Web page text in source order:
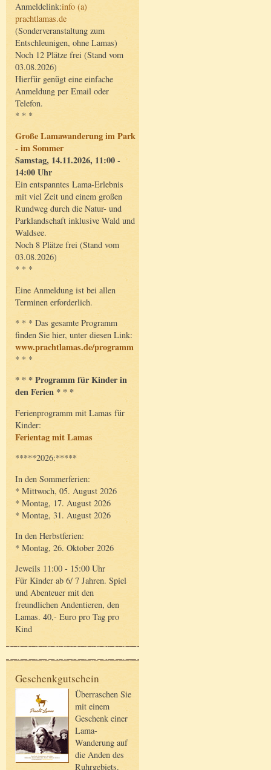
Anmeldelink:info (a)
prachtlamas.de
(Sonderveranstaltung zum
Entschleunigen, ohne Lamas)
Noch 12 Plätze frei (Stand vom
03.08.2026)
Hierfür genügt eine einfache
Anmeldung per Email oder
Telefon.
* * *
Große Lamawanderung im Park
- im Sommer
Samstag, 14.11.2026, 11:00 -
14:00 Uhr
Ein entspanntes Lama-Erlebnis
mit viel Zeit und einem großen
Rundweg durch die Natur- und
Parklandschaft inklusive Wald und
Waldsee.
Noch 8 Plätze frei (Stand vom
03.08.2026)
* * *
Eine Anmeldung ist bei allen
Terminen erforderlich.
* * * Das gesamte Programm
finden Sie hier, unter diesen Link:
www.prachtlamas.de/programm
* * *
* * * Programm für Kinder in
den Ferien * * *
Ferienprogramm mit Lamas für
Kinder:
Ferientag mit Lamas
*****2026:*****
In den Sommerferien:
* Mittwoch, 05. August 2026
* Montag, 17. August 2026
* Montag, 31. August 2026
In den Herbstferien:
* Montag, 26. Oktober 2026
Jeweils 11:00 - 15:00 Uhr
Für Kinder ab 6/ 7 Jahren. Spiel
und Abenteuer mit den
freundlichen Andentieren, den
Lamas. 40,- Euro pro Tag pro
Kind
Geschenkgutschein
Überraschen Sie
mit einem
Geschenk einer
Lama-
Wanderung auf
die Anden des
Ruhrgebiets.